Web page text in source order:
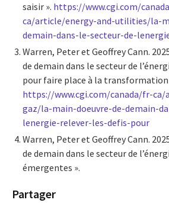
saisir ». https://www.cgi.com/
ca/article/energy-and-utilities/la-
demain-dans-le-secteur-de-
Warren, Peter et Geoffrey Cann.
de demain dans le secteur de
pour faire place à la transformation
https://www.cgi.com/canada/fr-
gaz/la-main-doeuvre-de-demain-
lenergie-relever-les-defis-pour
Warren, Peter et Geoffrey Cann.
de demain dans le secteur de
émergentes ».
Partager